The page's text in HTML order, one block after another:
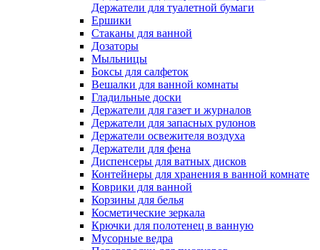
Держатели для туалетной бумаги
Ершики
Стаканы для ванной
Дозаторы
Мыльницы
Боксы для салфеток
Вешалки для ванной комнаты
Гладильные доски
Держатели для газет и журналов
Держатели для запасных рулонов
Держатели освежителя воздуха
Держатели для фена
Диспенсеры для ватных дисков
Контейнеры для хранения в ванной комнате
Коврики для ванной
Корзины для белья
Косметические зеркала
Крючки для полотенец в ванную
Мусорные ведра